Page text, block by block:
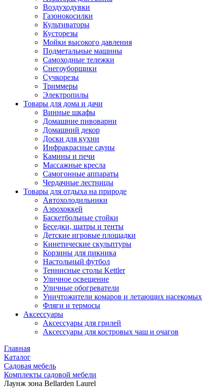
Воздуходувки
Газонокосилки
Культиваторы
Кусторезы
Мойки высокого давления
Подметальные машины
Самоходные тележки
Снегоуборщики
Сучкорезы
Триммеры
Электропилы
Товары для дома и дачи
Винные шкафы
Домашние пивоварни
Домашний декор
Доски для кухни
Инфракрасные сауны
Камины и печи
Массажные кресла
Самогонные аппараты
Чердачные лестницы
Товары для отдыха на природе
Автохолодильники
Аэрохоккей
Баскетбольные стойки
Беседки, шатры и тенты
Детские игровые площадки
Кинетические скульптуры
Корзины для пикника
Настольный футбол
Теннисные столы Kettler
Уличное освещение
Уличные обогреватели
Уничтожители комаров и летающих насекомых
Фляги и термосы
Аксессуары
Аксессуары для грилей
Аксессуары для костровых чаш и очагов
Главная
Каталог
Садовая мебель
Комплекты садовой мебели
Лаунж зона Bellarden Laurel